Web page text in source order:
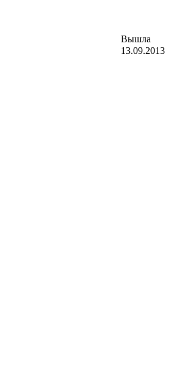
Вышла
13.09.2013